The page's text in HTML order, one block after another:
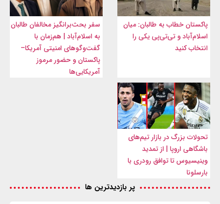
پاکستان خطاب به طالبان: میان
اسلام‌آباد و تی‌تی‌پی یکی را
انتخاب کنید
سفر بحث‌برانگیز مخالفان طالبان
به اسلام‌آباد | هم‌زمان با
گفت‌وگوهای امنیتی آمریکا–
پاکستان و حضور مرموز
آمریکایی‌ها
تحولات بزرگ در بازار تیم‌های
باشگاهی اروپا | از تمدید
وینیسیوس تا توافق رودری با
بارسلونا
پر بازدیدترین ها